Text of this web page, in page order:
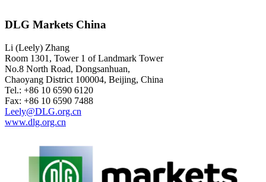
DLG Markets China
Li (Leely) Zhang
Room 1301, Tower 1 of Landmark Tower
No.8 North Road, Dongsanhuan,
Chaoyang District 100004, Beijing, China
Tel.: +86 10 6590 6120
Fax: +86 10 6590 7488
Leely@DLG.org.cn
www.dlg.org.cn